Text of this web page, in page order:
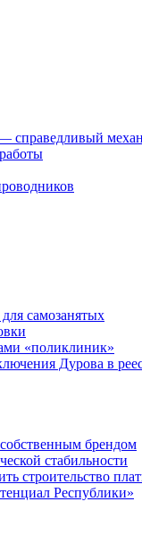
справедливый
самозанятых
«поликлиник»
Дурова в
собственным брендом
стабильности
строительство
Республики»